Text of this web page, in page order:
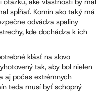
spĺňať. Komín ako taký má
odvádza spaliny
kde dochádza k ich
klásť na slovo
tak, aby bol nielen
aj počas extrémnych
teda musí byť schopný